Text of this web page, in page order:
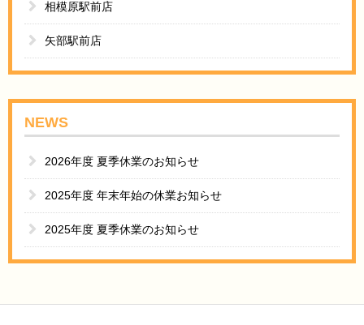
相模原駅前店
矢部駅前店
NEWS
2026年度 夏季休業のお知らせ
2025年度 年末年始の休業お知らせ
2025年度 夏季休業のお知らせ